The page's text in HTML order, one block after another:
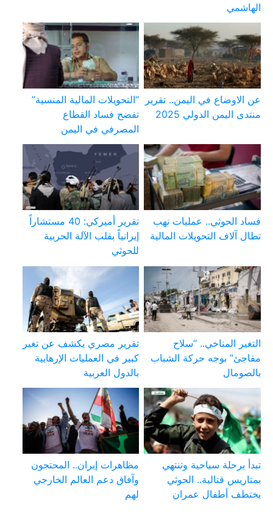
الهاشمي
عن الاوضاع في اليمن.. تقرير
منتدى اليمن الدولي 2025
“التحويلات المالية المنسية”
تفضح فساد القطاع
المصرفي في اليمن
فساد الحوثي.. عمليات نهب
تطال آلاف التحويلات المالية
تقرير أميركي: 40 مستشاراً
إيرانياً بقلب الآلة الحربية
للحوثي
التغير المناخي.. “سلاح
مفاجئ” بوجه حركة الشباب
بالصومال
تقرير مصري يكشف عن تغير
كبير في العمليات الإرهابية
بالدول العربية
تبدأ برحلة سياحية وتنتهي
بمتاريس قتالية.. الحوثي
يختطف أطفال عمران
مظاهرات إيران.. المحتجون
وآفاق دعم العالم الخارجي
لهم